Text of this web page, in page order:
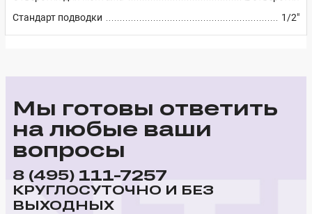
Стандарт подводки
1/2"
Мы готовы ответить
на любые ваши
вопросы
8 (495) 111-7257
КРУГЛОСУТОЧНО И БЕЗ
ВЫХОДНЫХ